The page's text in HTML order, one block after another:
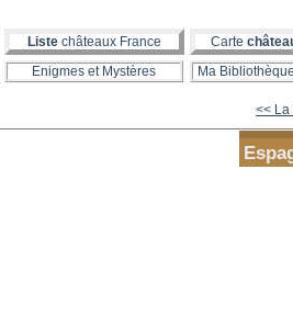
Liste châteaux France Carte
Enigmes et Mystères Ma
<< La